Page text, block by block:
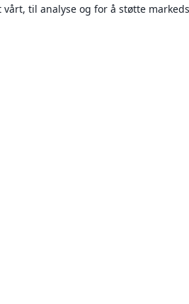
til analyse og for å støtte